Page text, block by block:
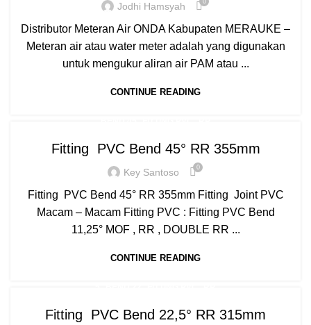
MESIN PIPA PP-R,MESIN PPR,MOF,PIPA HDPE
PIPA HDPE INDONESIA ,PIPA LIMBAH SDR 41 , PIPA PP-R ,
PIPA PP-R RUCIKA PIPA PPR ATP TORO PIPA PVC
PIPA PVC AW/D PIPA PVC JIS ,PIPA UPVC , RR
Jodhi Hamsyah 0
Distributor Meteran Air ONDA Kabupaten MERAUKE –
Meteran air atau water meter adalah yang digunakan
untuk mengukur aliran air PAM atau ...
CONTINUE READING
Fitting PVC Bend 45° RR 355mm
Key Santoso 0
Fitting PVC Bend 45° RR 355mm Fitting Joint PVC
Macam – Macam Fitting PVC : Fitting PVC Bend
11,25° MOF , RR , DOUBLE RR ...
CONTINUE READING
Fitting PVC Bend 22,5° RR 315mm